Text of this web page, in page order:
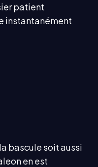
patient
instantanément
bascule soit aussi
en est